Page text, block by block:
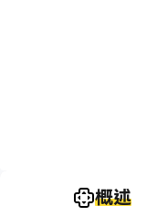
概述